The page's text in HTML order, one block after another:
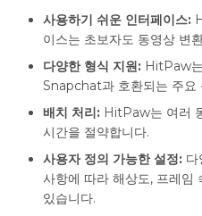
사용하기 쉬운 인터페이스:
이스는 초보자도 동영상 변
다양한 형식 지원: HitPaw
Snapchat과 호환되는 주요
배치 처리: HitPaw는 여러
시간을 절약합니다.
사용자 정의 가능한 설정: 다
사항에 따라 해상도, 프레임
있습니다.